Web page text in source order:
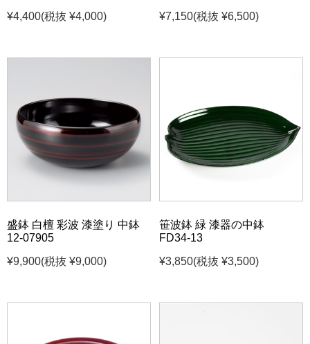
¥4,400(税抜 ¥4,000)
¥7,150(税抜 ¥6,500)
盛鉢 白檀 彩波 漆塗り 中鉢
12-07905
¥9,900(税抜 ¥9,000)
笹波鉢 緑 漆器の中鉢
FD34-13
¥3,850(税抜 ¥3,500)